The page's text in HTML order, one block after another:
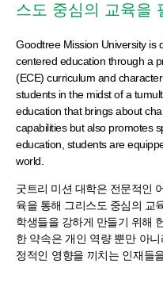
스도 중심의 교육을
Goodtree Mission University is
centered education through a
(ECE) curriculum and
students in the midst of a
education that brings about
capabilities but also promotes
education, students are
world.
굿트리 미션 대학은 전문적인
육을 통해 그리스도 중심의 교
학생들을 강하게 만들기 위해
한 약속은개인 역량 뿐만 아니
정적인 영향을 끼치는 인재들